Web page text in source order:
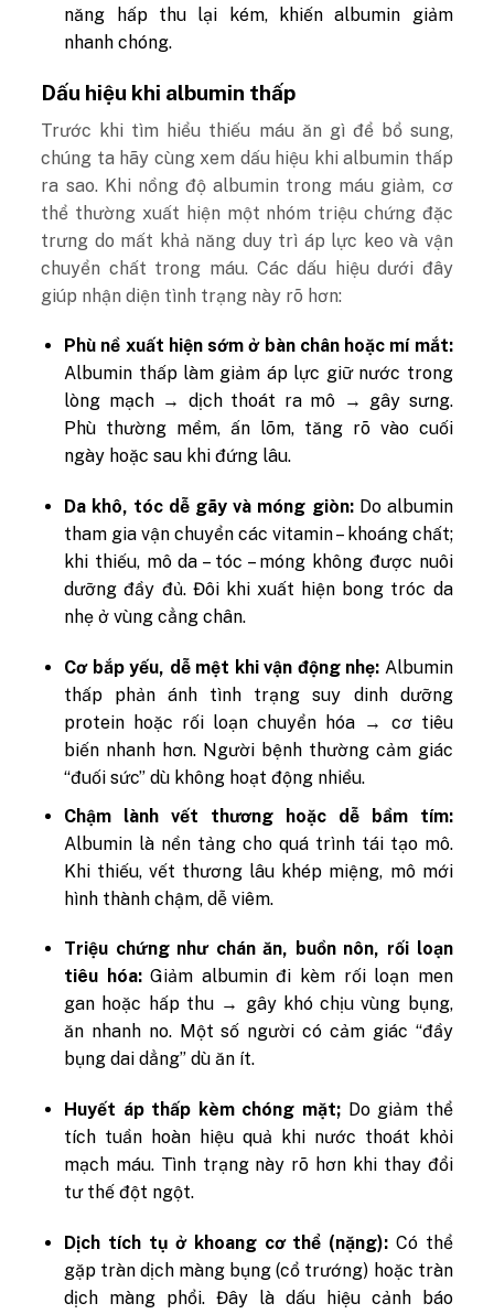
năng hấp thu lại kém, khiến albumin giảm
nhanh chóng.
Dấu hiệu khi albumin thấp
Trước khi tìm hiểu thiếu máu ăn gì để bổ sung,
chúng ta hãy cùng xem dấu hiệu khi albumin thấp
ra sao. Khi nồng độ albumin trong máu giảm, cơ
thể thường xuất hiện một nhóm triệu chứng đặc
trưng do mất khả năng duy trì áp lực keo và vận
chuyển chất trong máu. Các dấu hiệu dưới đây
giúp nhận diện tình trạng này rõ hơn:
Phù nề xuất hiện sớm ở bàn chân hoặc mí mắt:
Albumin thấp làm giảm áp lực giữ nước trong
lòng mạch → dịch thoát ra mô → gây sưng.
Phù thường mềm, ấn lõm, tăng rõ vào cuối
ngày hoặc sau khi đứng lâu.
Da khô, tóc dễ gãy và móng giòn: Do albumin
tham gia vận chuyển các vitamin – khoáng chất;
khi thiếu, mô da – tóc – móng không được nuôi
dưỡng đầy đủ. Đôi khi xuất hiện bong tróc da
nhẹ ở vùng cẳng chân.
Cơ bắp yếu, dễ mệt khi vận động nhẹ: Albumin
thấp phản ánh tình trạng suy dinh dưỡng
protein hoặc rối loạn chuyển hóa → cơ tiêu
biến nhanh hơn. Người bệnh thường cảm giác
“đuối sức” dù không hoạt động nhiều.
Chậm lành vết thương hoặc dễ bầm tím:
Albumin là nền tảng cho quá trình tái tạo mô.
Khi thiếu, vết thương lâu khép miệng, mô mới
hình thành chậm, dễ viêm.
Triệu chứng như chán ăn, buồn nôn, rối loạn
tiêu hóa:Giảm albumin đi kèm rối loạn men
gan hoặc hấp thu → gây khó chịu vùng bụng,
ăn nhanh no. Một số người có cảm giác “đầy
bụng dai dẳng” dù ăn ít.
Huyết áp thấp kèm chóng mặt; Do giảm thể
tích tuần hoàn hiệu quả khi nước thoát khỏi
mạch máu. Tình trạng này rõ hơn khi thay đổi
tư thế đột ngột.
Dịch tích tụ ở khoang cơ thể (nặng): Có thể
gặp tràn dịch màng bụng (cổ trướng) hoặc tràn
dịch màng phổi. Đây là dấu hiệu cảnh báo